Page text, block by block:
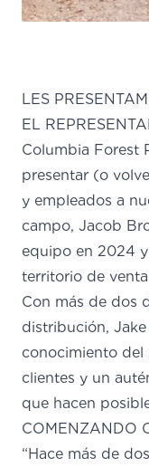
LES
EL
Columbia Forest
presentar (o
y empleados a
campo, Jacob
equipo en 2024
territorio de
Con más de dos
distribución,
conocimiento del
clientes y un
que hacen
COMENZANDO
“Hace más de